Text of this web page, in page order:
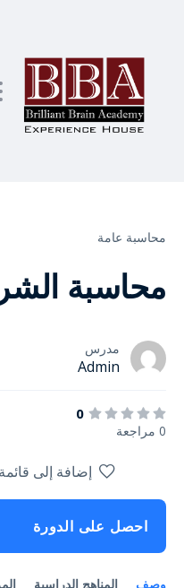
محاسبة عامة
محاسبة
مدرس
Admin
0
0 مراجعة
وصف المناهج الدراسية
إضافة إلى
احصل على الدورة